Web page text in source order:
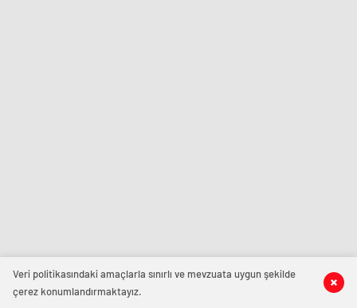
Veri politikasındaki amaçlarla sınırlı ve mevzuata uygun şekilde
çerez konumlandırmaktayız.